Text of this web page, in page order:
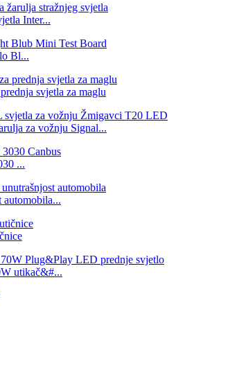
Inter...
Bl...
svjetla za maglu
za vožnju Signal...
...
utikač&#...